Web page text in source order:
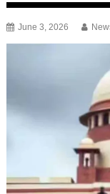
June 3, 2026